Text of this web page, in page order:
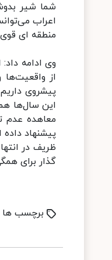
شما شیر
اعراب‌
منطقه ای قوی
وی ادامه
از
پیشروی
این سال‌ها
معاهده عدم
پیشنهاد
ظریف در
گذار برای
برچسب ها